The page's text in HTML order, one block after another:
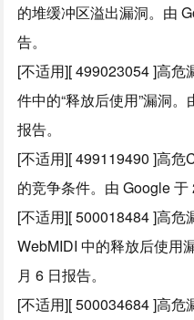
的堆缓冲区溢出漏洞。由
告。
[不适用][ 499023054 ]高
件中的“释放后使用”漏洞
报告。
[不适用][ 499119490 ]高
的竞争条件。由 Google 于
[不适用][ 500018484 ]高危
WebMIDI 中的释放后使用
月 6 日报告。
[不适用][ 500034684 ]高